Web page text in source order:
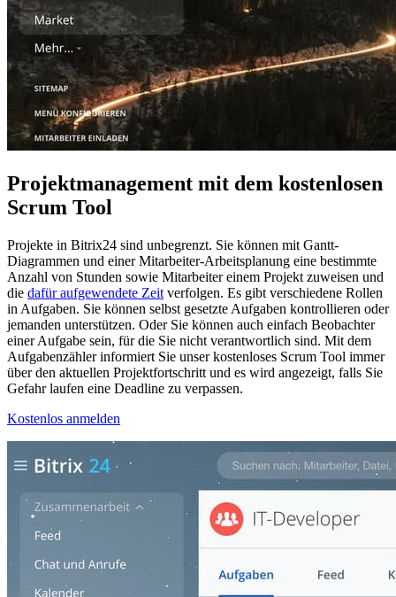
Projektmanagement mit dem kostenlosen
Scrum Tool
Projekte in Bitrix24 sind unbegrenzt. Sie können mit Gantt-
Diagrammen und einer Mitarbeiter-Arbeitsplanung eine bestimmte
Anzahl von Stunden sowie Mitarbeiter einem Projekt zuweisen und
die dafür aufgewendete Zeit verfolgen. Es gibt verschiedene Rollen
in Aufgaben. Sie können selbst gesetzte Aufgaben kontrollieren oder
jemanden unterstützen. Oder Sie können auch einfach Beobachter
einer Aufgabe sein, für die Sie nicht verantwortlich sind. Mit dem
Aufgabenzähler informiert Sie unser kostenloses Scrum Tool immer
über den aktuellen Projektfortschritt und es wird angezeigt, falls Sie
Gefahr laufen eine Deadline zu verpassen.
Kostenlos anmelden